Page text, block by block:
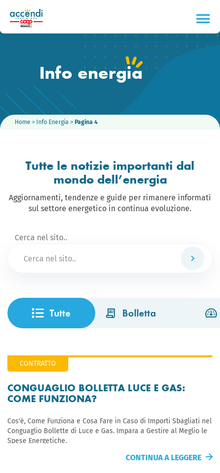
Info energia
Home > Info Energia > Pagina 4
Tutte le notizie importanti dal
mondo dell’energia
Aggiornamenti, tendenze e guide per rimanere informati
sul settore energetico in continua evoluzione.
Cerca nel sito..
Cerca
Tutte Bolletta
CONTRATTO
CONGUAGLIO BOLLETTA LUCE E GAS:
COME FUNZIONA?
Cos'è, Come Funziona e Cosa Fare in Caso di Importi Sbagliati nel
Conguaglio Bollette di Luce e Gas. Impara a Gestire al Meglio le
Spese Energetiche.
CONTINUA A LEGGERE